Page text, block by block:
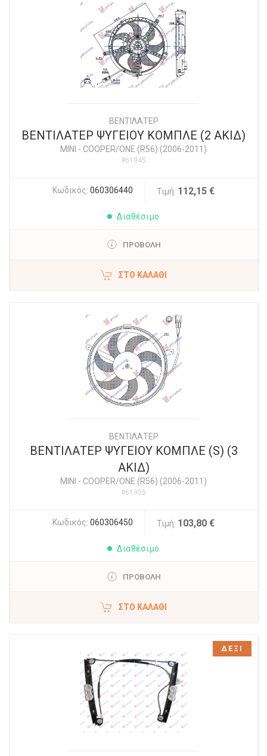
ΒΕΝΤΙΛΑΤΕΡ
ΒΕΝΤΙΛΑΤΕΡ ΨΥΓΕΙΟΥ ΚΟΜΠΛΕ (2 ΑΚΙΔ)
MINI - COOPER/ONE (R56) (2006-2011)
#61945
Κωδικός: 060306440 Τιμή: 112,15 €
Διαθέσιμο
ΠΡΟΒΟΛΗ
ΣΤΟ ΚΑΛΆΘΙ
ΒΕΝΤΙΛΑΤΕΡ
ΒΕΝΤΙΛΑΤΕΡ ΨΥΓΕΙΟΥ ΚΟΜΠΛΕ (S) (3
ΑΚΙΔ)
MINI - COOPER/ONE (R56) (2006-2011)
#61955
Κωδικός: 060306450 Τιμή: 103,80 €
Διαθέσιμο
ΠΡΟΒΟΛΗ
ΣΤΟ ΚΑΛΆΘΙ
ΔΕΞΙ